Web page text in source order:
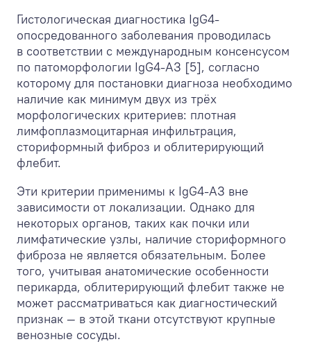
Гистологическая диагностика IgG4-
опосредованного заболевания проводилась
в соответствии с международным консенсусом
по патоморфологии IgG4-АЗ [5], согласно
которому для постановки диагноза необходимо
наличие как минимум двух из трёх
морфологических критериев: плотная
лимфоплазмоцитарная инфильтрация,
сториформный фиброз и облитерирующий
флебит.
Эти критерии применимы к IgG4-АЗ вне
зависимости от локализации. Однако для
некоторых органов, таких как почки или
лимфатические узлы, наличие сториформного
фиброза не является обязательным. Более
того, учитывая анатомические особенности
перикарда, облитерирующий флебит также не
может рассматриваться как диагностический
признак — в этой ткани отсутствуют крупные
венозные сосуды.